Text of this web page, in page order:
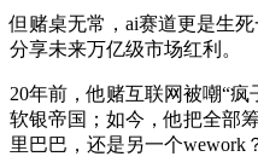
但赌桌无常，ai赛道更是生
分享未来万亿级市场红利。
20年前，他赌互联网被嘲“
软银帝国；如今，他把全部
里巴巴，还是另一个wework